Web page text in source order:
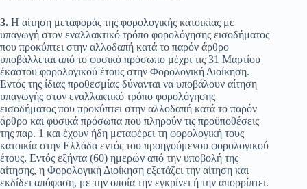
3. Η αίτηση μεταφοράς της φορολογικής κατοικίας με
υπαγωγή στον εναλλακτικό τρόπο φορολόγησης εισοδήματος
που προκύπτει στην αλλοδαπή κατά το παρόν άρθρο
υποβάλλεται από το φυσικό πρόσωπο μέχρι τις 31 Μαρτίου
έκαστου φορολογικού έτους στην Φορολογική Διοίκηση.
Εντός της ίδιας προθεσμίας δύνανται να υποβάλουν αίτηση
υπαγωγής στον εναλλακτικό τρόπο φορολόγησης
εισοδήματος που προκύπτει στην αλλοδαπή κατά το παρόν
άρθρο και φυσικά πρόσωπα που πληρούν τις προϋποθέσεις
της παρ. 1 και έχουν ήδη μεταφέρει τη φορολογική τους
κατοικία στην Ελλάδα εντός του προηγούμενου φορολογικού
έτους. Εντός εξήντα (60) ημερών από την υποβολή της
αίτησης, η Φορολογική Διοίκηση εξετάζει την αίτηση και
εκδίδει απόφαση, με την οποία την εγκρίνει ή την απορρίπτει.